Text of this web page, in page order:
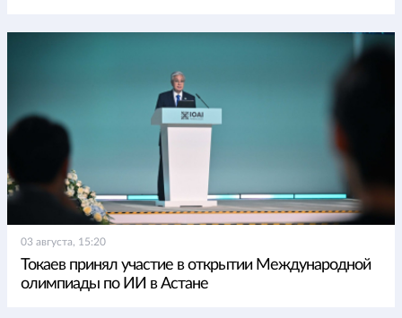
03 августа, 15:20
Токаев принял участие в открытии Международной
олимпиады по ИИ в Астане